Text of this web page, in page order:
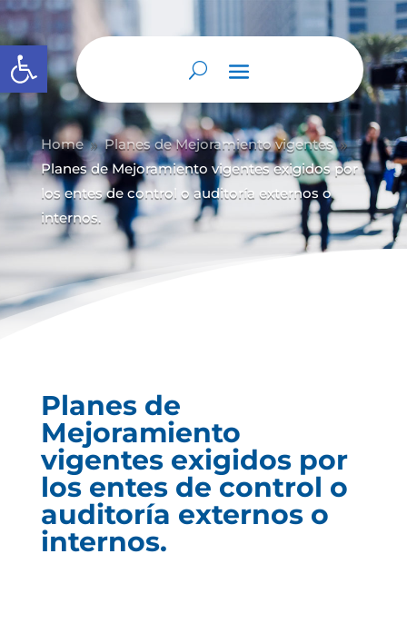
Abrir barra de herramientas
Home 9 Planes de Mejoramiento vigentes 9
Planes de Mejoramiento vigentes exigidos por
los entes de control o auditoría externos o
internos.
Planes de
Mejoramiento
vigentes exigidos por
los entes de control o
auditoría externos o
internos.